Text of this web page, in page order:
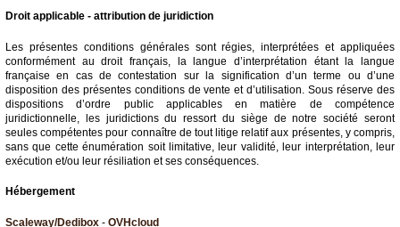
Droit applicable - attribution de juridiction
Les présentes conditions générales sont régies, interprétées et appliquées
conformément au droit français, la langue d’interprétation étant la langue
française en cas de contestation sur la signification d’un terme ou d’une
disposition des présentes conditions de vente et d’utilisation. Sous réserve des
dispositions d’ordre public applicables en matière de compétence
juridictionnelle, les juridictions du ressort du siège de notre société seront
seules compétentes pour connaître de tout litige relatif aux présentes, y compris,
sans que cette énumération soit limitative, leur validité, leur interprétation, leur
exécution et/ou leur résiliation et ses conséquences.
Hébergement
Scaleway/Dedibox - OVHcloud